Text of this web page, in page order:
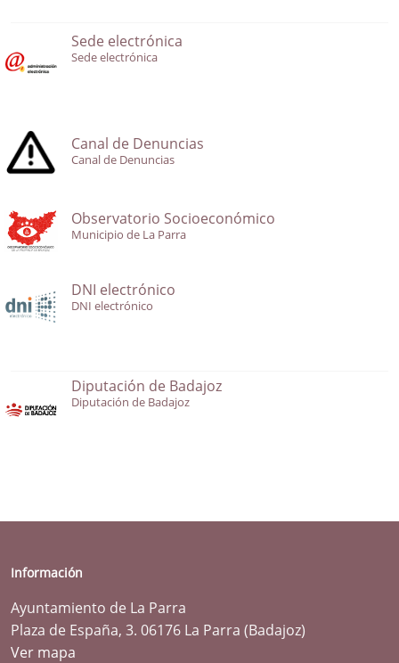
Sede electrónica
Sede electrónica
Canal de Denuncias
Canal de Denuncias
Observatorio Socioeconómico
Municipio de La Parra
DNI electrónico
DNI electrónico
Diputación de Badajoz
Diputación de Badajoz
Información
Ayuntamiento de La Parra
Plaza de España, 3. 06176 La Parra (Badajoz)
Ver mapa